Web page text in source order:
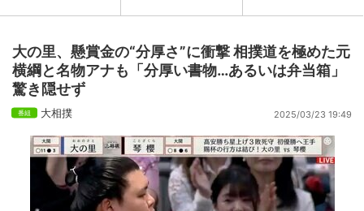
大の里、懸賞金の“分厚さ”に衝撃 相撲道を極めた元
横綱と名物アナも「分厚い書物…あるいは弁当箱」
驚き隠せず
大相撲 2025/03/23 19:49